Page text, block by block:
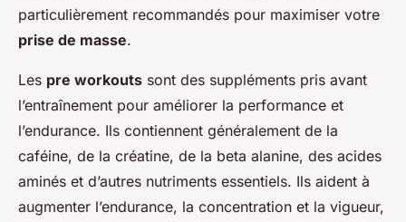
particulièrement recommandés pour maximiser votre
prise de masse.
Les pre workouts sont des suppléments pris avant
l’entraînement pour améliorer la performance et
l’endurance. Ils contiennent généralement de la
caféine, de la créatine, de la beta alanine, des acides
aminés et d’autres nutriments essentiels. Ils aident à
augmenter l’endurance, la concentration et la vigueur,